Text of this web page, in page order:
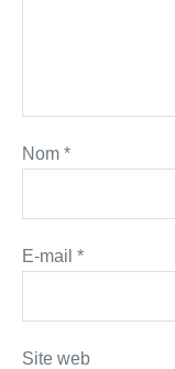
Nom *
E-mail *
Site web